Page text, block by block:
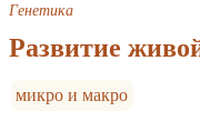
Генетика
Развитие
микро и макро